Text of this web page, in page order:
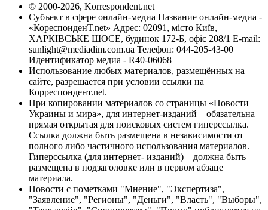
© 2000-2026, Korrespondent.net
Субъект в сфере онлайн-медиа Название онлайн-медиа -
«КореспонденТ.net» Адрес: 02091, місто Київ,
ХАРКІВСЬКЕ ШОСЕ, будинок 172-Б, офіс 208/1 E-mail:
sunlight@mediadim.com.ua Телефон: 044-205-43-00
Идентификатор медиа - R40-06068
Использование любых материалов, размещённых на
сайте, разрешается при условии ссылки на
Корреспондент.net.
При копировании материалов со страницы «Новости
Украины и мира», для интернет-изданий – обязательна
прямая открытая для поисковых систем гиперссылка.
Ссылка должна быть размещена в независимости от
полного либо частичного использования материалов.
Гиперссылка (для интернет- изданий) – должна быть
размещена в подзаголовке или в первом абзаце
материала.
Новости с пометками "Мнение", "Экспертиза",
"Заявление", "Регионы", "Деньги", "Власть", "Выборы",